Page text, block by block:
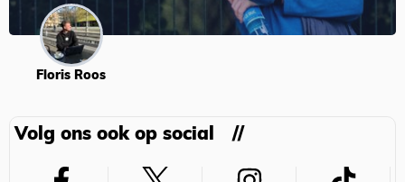
Floris Roos
Volg ons ook op social